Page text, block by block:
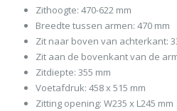
Zithoogte: 470-622 mm
Breedte tussen armen: 470 mm
Zit naar boven van achterkant:
Zit aan de bovenkant van de
Zitdiepte: 355 mm
Voetafdruk: 458 x 515 mm
Zitting opening: W235 x L245 mm